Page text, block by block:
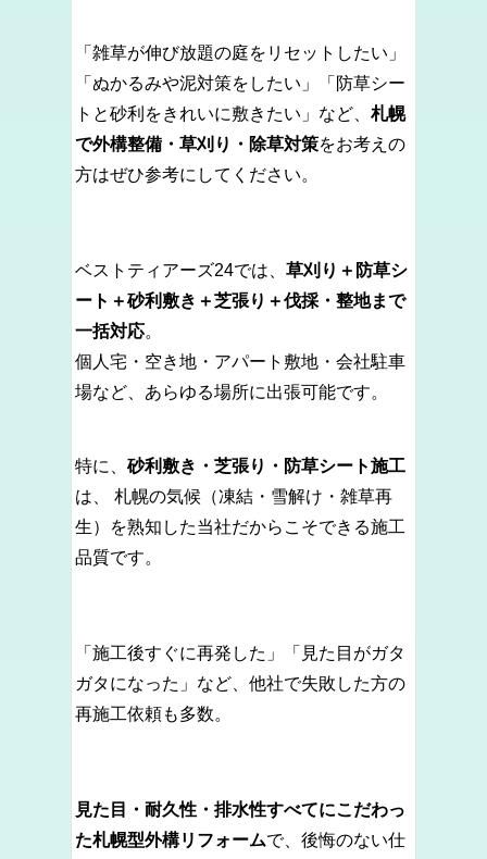
「雑草が伸び放題の庭をリセットしたい」
「ぬかるみや泥対策をしたい」「防草シー
トと砂利をきれいに敷きたい」など、 札幌
で外構整備・草刈り・除草対策をお考えの
方はぜひ参考にしてください。
ベストティアーズ24では、 草刈り＋防草シ
ート＋砂利敷き＋芝張り＋伐採・整地まで
一括対応。
個人宅・空き地・アパート敷地・会社駐車
場など、あらゆる場所に出張可能です。
特に、 砂利敷き・芝張り・防草シート施工
は、 札幌の気候（凍結・雪解け・雑草再
生）を熟知した当社だからこそできる施工
品質です。
「施工後すぐに再発した」「見た目がガタ
ガタになった」など、他社で失敗した方の
再施工依頼も多数。
見た目・耐久性・排水性すべてにこだわっ
た札幌型外構リフォームで、後悔のない仕